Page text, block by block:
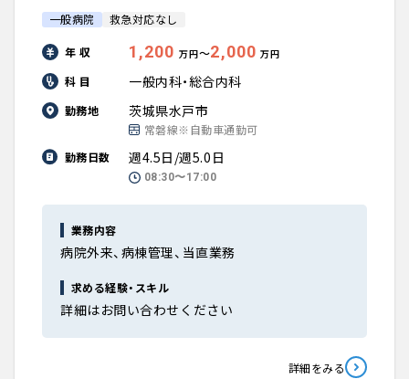
一般病院 救急対応なし
年 収 1,200 万円〜2,000 万円
科 目 一般内科・総合内科
勤務地 茨城県水戸市
常磐線※自動車通勤可
勤務日数
週4.5日/週5.0日
08:30〜17:00
業務内容
病院外来、病棟管理、当直業務
求める経験・スキル
詳細はお問い合わせください
詳細をみる